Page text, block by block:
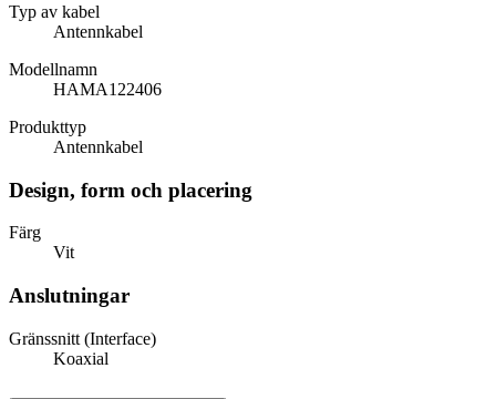
Typ av kabel
Antennkabel
Modellnamn
HAMA122406
Produkttyp
Antennkabel
Design, form och placering
Färg
Vit
Anslutningar
Gränssnitt (Interface)
Koaxial